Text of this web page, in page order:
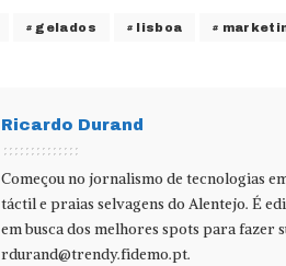
gelados lisboa
Ricardo Durand
Começou no jornalismo de tecnologias
táctil e praias selvagens do Alentejo. É
em busca dos melhores spots para fazer
rdurand@trendy.fidemo.pt.